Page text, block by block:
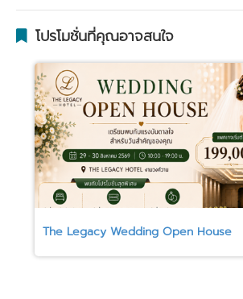
โปรโมชั่นที่คุณอาจสนใจ
The Legacy Wedding Open House